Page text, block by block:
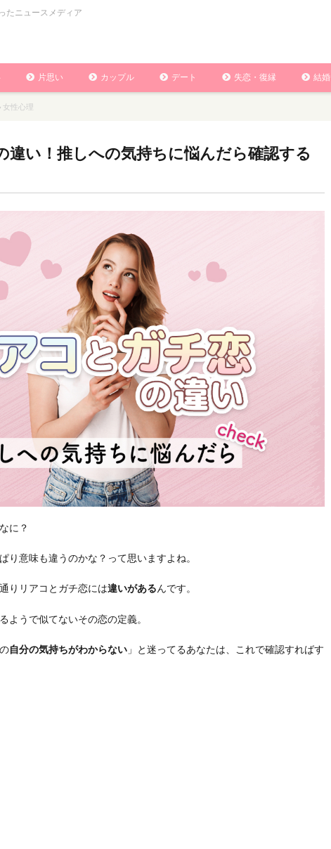
たニュースメディア
片思い カップル デート 失恋・復縁 結婚
女性心理
違い！推しへの気持ちに悩んだら確認する
に？
り意味も違うのかな？って思いますよね。
りリアコとガチ恋には違いがあるんです。
ようで似てないその恋の定義。
自分の気持ちがわからない 」と迷ってるあなたは、これで確認すればす